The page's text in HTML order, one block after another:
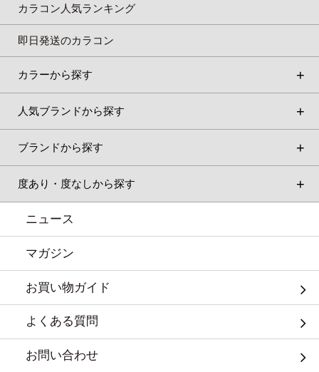
カラコン人気ランキング
即日発送のカラコン
カラーから探す
人気ブランドから探す
ブランドから探す
度あり・度なしから探す
ニュース
マガジン
お買い物ガイド
よくある質問
お問い合わせ